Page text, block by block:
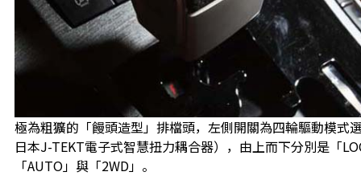
極為粗獷的「饅頭造型」排檔頭，左側開關為四輪驅動模式
日本J-TEKT電子式智慧扭力耦合器），由上而下分別是「
「AUTO」與「2WD」。